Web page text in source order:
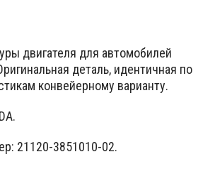
двигателя для автомобилей
деталь, идентичная по
конвейерному варианту.
21120-3851010-02.